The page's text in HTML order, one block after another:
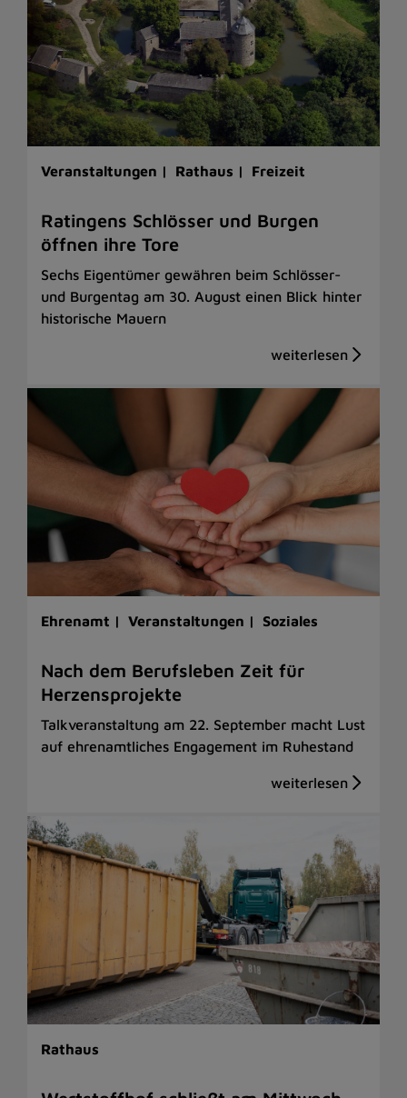
Veranstaltungen | Rathaus | Freizeit
Ratingens Schlösser und Burgen
öffnen ihre Tore
Sechs Eigentümer gewähren beim Schlösser-
und Burgentag am 30. August einen Blick hinter
historische Mauern
Ehrenamt | Veranstaltungen | Soziales
Nach dem Berufsleben Zeit für
Herzensprojekte
Talkveranstaltung am 22. September macht Lust
auf ehrenamtliches Engagement im Ruhestand
Rathaus